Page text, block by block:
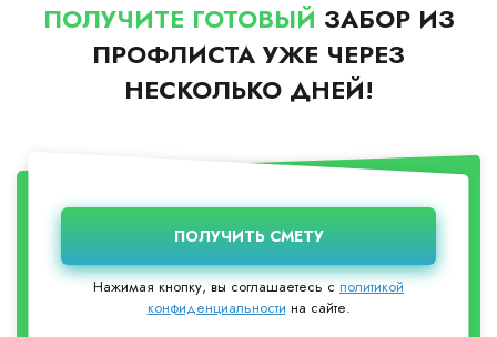
ПОЛУЧИТЕ ГОТОВЫЙ ЗАБОР ИЗ
ПРОФЛИСТА УЖЕ ЧЕРЕЗ
НЕСКОЛЬКО ДНЕЙ!
Нажимая кнопку, вы соглашаетесь сполитикой
конфиденциальности на сайте.